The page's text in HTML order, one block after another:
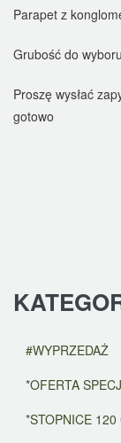
Parapet z
Grubość do
Proszę wysłać
gotowo
#WYPRZEDAŻ
*OFERTA
*STOPNICE 120